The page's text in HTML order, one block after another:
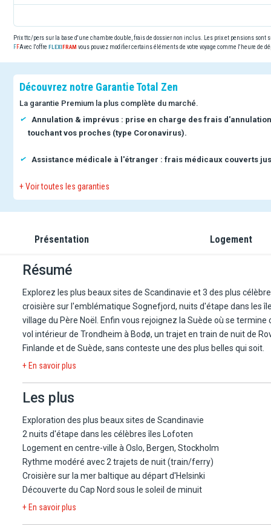
Prix ttc/pers sur la base d'une chambre double, frais de dossier non inclus. Les prix et pensions
Avec l'offre
vous pouvez modifier certains éléments de votre voyage comme l'heure de
Découvrez notre Garantie Total Zen
La garantie Premium la plus complète du marché.
Annulation & imprévus : prise en charge des frais
touchant vos proches (type Coronavirus).
Assistance médicale à l'étranger : frais médicaux couverts
+ Voir toutes les garanties
Présentation Logement
Résumé
Explorez les plus beaux sites de Scandinavie et 3 des plus
croisière sur l'emblématique Sognefjord, nuits d'étape dans les
village du Père Noël. Enfin vous rejoignez la Suède où se
vol intérieur de Trondheim à Bodø, un trajet en train de nuit de
Finlande et de Suède, sans conteste une des plus belles qui soit.
+ En savoir plus
Les plus
Exploration des plus beaux sites de Scandinavie
2 nuits d'étape dans les célèbres îles Lofoten
Logement en centre-ville à Oslo, Bergen, Stockholm
Rythme modéré avec 2 trajets de nuit (train/ferry)
Croisière sur la mer baltique au départ d'Helsinki
Découverte du Cap Nord sous le soleil de minuit
+ En savoir plus